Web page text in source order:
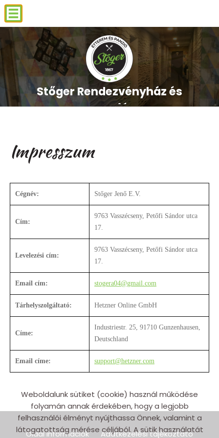
Stőger Rendezvényház és
Panzió
Stőger Rendezvényház és
Panzió
Stőger Rendezvényház és
Panzió
Stőger Rendezvényház és
Panzió
Stőger Rendezvényház és
Panzió
Impresszum
Cégnév: Stőger Jenő E.V.
Cím:
9763 Vasszécseny, Petőfi Sándor utca
17.
Levelezési cím:
9763 Vasszécseny, Petőfi Sándor utca
17.
Email cím: stogera04@gmail.com
Tárhelyszolgáltató: Hetzner Online GmbH
Címe:
Industriestr. 25, 91710 Gunzenhausen,
Deutschland
Email címe: support@hetzner.com
Oldal információk Adatkezelési tájékoztató
Weboldalunk sütiket (cookie) használ működése
folyamán annak érdekében, hogy a legjobb
felhasználói élményt nyújthassa Önnek, valamint a
látogatottság mérése céljából. A sütik használatát